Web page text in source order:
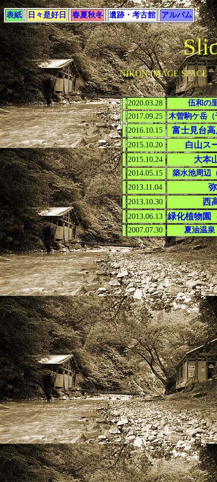
表紙 日々是好日 春夏秋冬 遺跡・考古館 アルバム
NIKON IMAGE SPACE
2020.03.28
伍和の
2017.09.25
木曽駒ケ岳
2016.10.15
富士見台
2015.10.20 白山ス
2015.10.24 大本
2014.05.15
築水池周辺
2013.11.04
2013.10.30 西
2013.06.13 緑化植物園
2007.07.30 夏油温